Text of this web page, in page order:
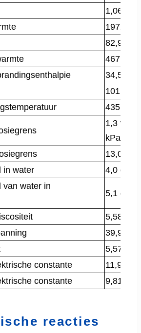
1,061 g/
1972 J/
82,9 J/g
467,0 J/
34,58
101 °C
435 °C
1,3 vol
kPa
13,0 vol
in water
4,0 g/
van water in
5,1 g/
constante
11,92 bij
constante
9,81 bij
reacties